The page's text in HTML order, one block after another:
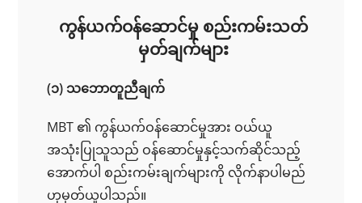
ကွန်ယက်ဝန်ဆောင်မှု စည်းကမ်းသတ်
မှတ်ချက်များ
(၁) သဘောတူညီချက်
MBT ၏ ကွန်ယက်ဝန်ဆောင်မှုအား ဝယ်ယူ
အသုံးပြုသူသည် ဝန်ဆောင်မှုနှင့်သက်ဆိုင်သည့်
အောက်ပါ စည်းကမ်းချက်များကို လိုက်နာပါမည်
ဟုမှတ်ယူပါသည်။